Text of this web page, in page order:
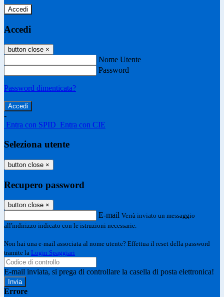
Accedi
Accedi
button close ×
Nome Utente
Password
Password dimenticata?
-
Entra con SPID Entra con CIE
Seleziona utente
button close ×
Recupero password
button close ×
E-mail Verrà inviato un messaggio
all'indirizzo indicato con le istruzioni necessarie.
Non hai una e-mail associata al nome utente? Effettua il reset della password
tramite la Login Spaggiari
E-mail inviata, si prega di controllare la casella di posta elettronica!
Errore